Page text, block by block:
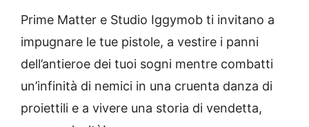
Prime Matter e Studio Iggymob ti invitano a
impugnare le tue pistole, a vestire i panni
dell’antieroe dei tuoi sogni mentre combatti
un’infinità di nemici in una cruenta danza di
proiettili e a vivere una storia di vendetta,